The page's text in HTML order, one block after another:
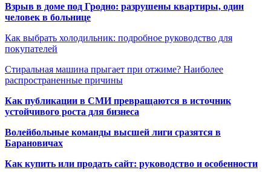
Взрыв в доме под Гродно: разрушены квартиры, один
человек в больнице
Как выбрать холодильник: подробное руководство для
покупателей
Стиральная машина прыгает при отжиме? Наиболее
распространенные причины
Как публикации в СМИ превращаются в источник
устойчивого роста для бизнеса
Волейбольные команды высшей лиги сразятся в
Барановичах
Как купить или продать сайт: руководство и особенности